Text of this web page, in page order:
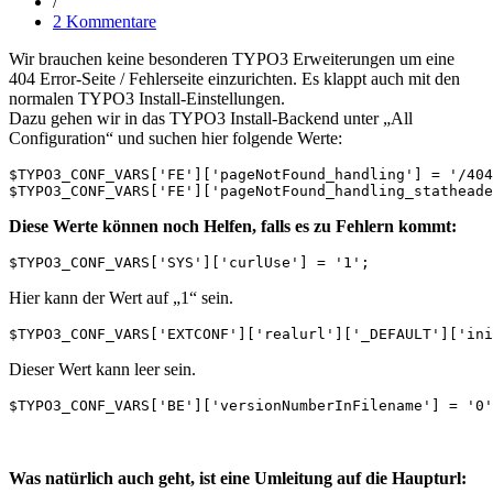
2 Kommentare
Wir brauchen keine besonderen TYPO3 Erweiterungen um eine
404 Error-Seite / Fehlerseite einzurichten. Es klappt auch mit den
normalen TYPO3 Install-Einstellungen.
Dazu gehen wir in das TYPO3 Install-Backend unter „All
Configuration“ und suchen hier folgende Werte:
$TYPO3_CONF_VARS['FE']['pageNotFound_handling'] = '/
Diese Werte können noch Helfen, falls es zu Fehlern kommt:
$TYPO3_CONF_VARS['SYS']['curlUse'] = '1';
Hier kann der Wert auf „1“ sein.
Dieser Wert kann leer sein.
$TYPO3_CONF_VARS['BE']['versionNumberInFilename'] =
Was natürlich auch geht, ist eine Umleitung auf die Haupturl: